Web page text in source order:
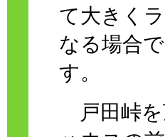
て大きく
なる場合
す。
戸田峠を